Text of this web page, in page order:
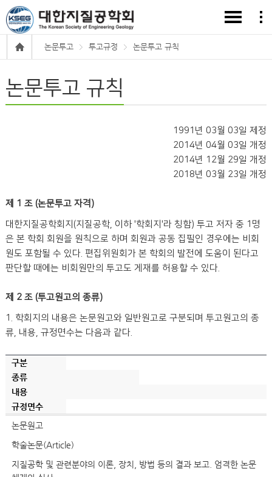
논문투고 투고규정 논문투고 규칙
논문투고 규칙
1991년 03월 03일 제정
2014년 04월 03일 개정
2014년 12월 29일 개정
2018년 03월 23일 개정
제 1 조 (논문투고 자격)
대한지질공학회지(지질공학, 이하 '학회지'라 칭함) 투고 저자 중 1명
은 본 학회 회원을 원칙으로 하며 회원과 공동 집필인 경우에는 비회
원도 포함될 수 있다. 편집위원회가 본 학회의 발전에 도움이 된다고
판단할 때에는 비회원만의 투고도 게재를 허용할 수 있다.
제 2 조 (투고원고의 종류)
1. 학회지의 내용은 논문원고와 일반원고로 구분되며 투고원고의 종
류, 내용, 규정면수는 다음과 같다.
구분
종류
내용
규정면수
논문원고
학술논문(Article)
지질공학 및 관련분야의 이론, 장치, 방법 등의 결과 보고. 엄격한 논문